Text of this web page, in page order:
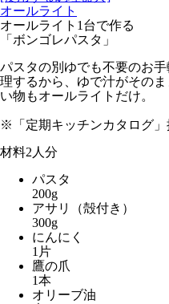
オールライト
オールライト1台で作る
「ボンゴレパスタ」
パスタの別ゆでも不要のお
理するから、ゆで汁がその
い物もオールライトだけ。
※「定期キッチンカタログ」
材料2人分
パスタ
200g
アサリ（殻付き）
300g
にんにく
1片
鷹の爪
1本
オリーブ油